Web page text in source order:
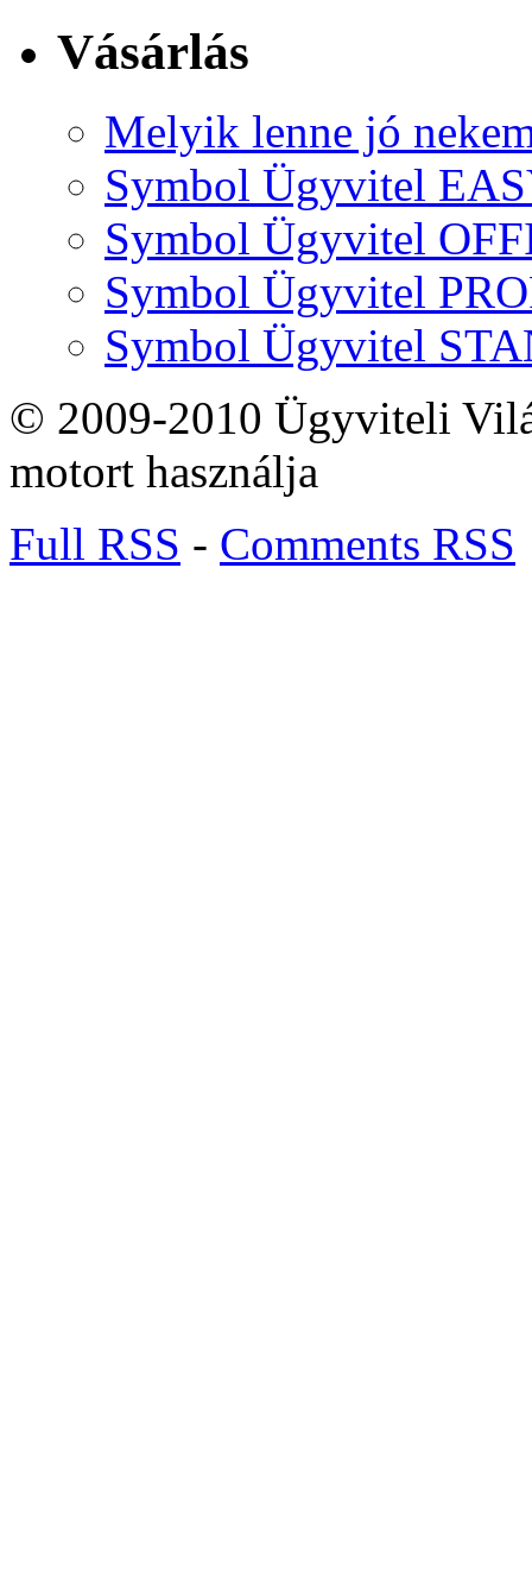
Vásárlás
Melyik lenne jó
Symbol Ügyvitel
Symbol Ügyvitel
Symbol Ügyvitel
Symbol Ügyvitel
© 2009-2010 Ügyviteli
motort használja
Full RSS - Comments RSS